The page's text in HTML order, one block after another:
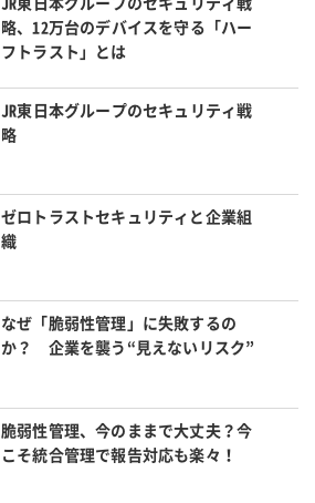
略、12万台のデバイスを守る「ハー
フトラスト」とは
JR東日本グループのセキュリティ戦
略
ゼロトラストセキュリティと企業組
織
なぜ「脆弱性管理」に失敗するの
か？ 企業を襲う“見えないリスク”
脆弱性管理、今のままで大丈夫？今
こそ統合管理で報告対応も楽々！